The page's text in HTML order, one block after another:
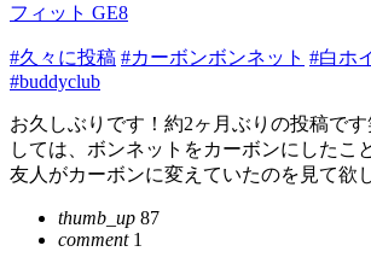
フィット GE8
#久々に投稿 #カーボンボンネット #白ホ
#buddyclub
お久しぶりです！約2ヶ月ぶりの投稿で
しては、ボンネットをカーボンにしたこ
友人がカーボンに変えていたのを見て欲
thumb_up 87
comment1